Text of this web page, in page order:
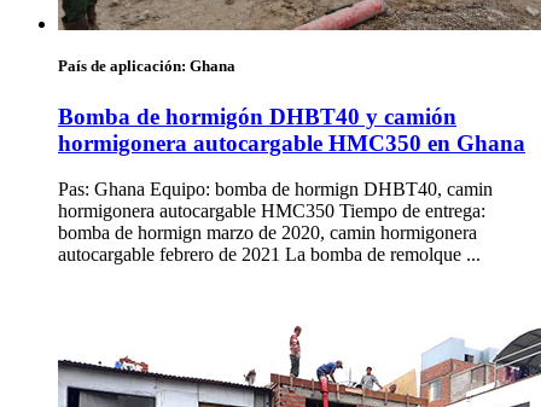
País de aplicación: Ghana
Bomba de hormigón DHBT40 y camión
hormigonera autocargable HMC350 en Ghana
Pas: Ghana Equipo: bomba de hormign DHBT40, camin
hormigonera autocargable HMC350 Tiempo de entrega:
bomba de hormign marzo de 2020, camin hormigonera
autocargable febrero de 2021 La bomba de remolque ...